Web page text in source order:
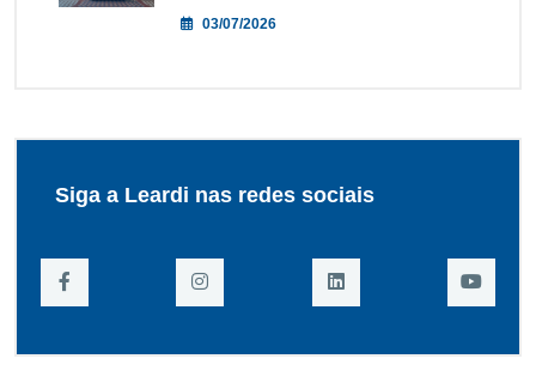
03/07/2026
Siga a Leardi nas redes sociais